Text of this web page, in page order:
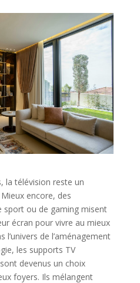
la télévision reste un
encore, des
sport ou de gaming misent
écran pour vivre au mieux
l’univers de l’aménagement
les supports TV
devenus un choix
foyers. Ils mélangent